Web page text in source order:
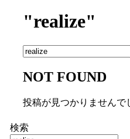
"realize"
NOT FOUND
投稿が見つかりませんで
検索